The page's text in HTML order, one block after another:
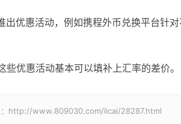
优惠活动，例如携程外币兑换平台针
优惠活动基本可以填补上汇率的差价。
：http://www.809030.com/licai/28287.html